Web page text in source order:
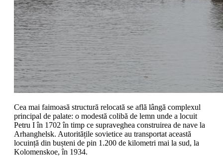
Cea mai faimoasă structură relocată se află lângă complexul
principal de palate: o modestă colibă de lemn unde a locuit
Petru I în 1702 în timp ce supraveghea construirea de nave la
Arhanghelsk. Autoritățile sovietice au transportat această
locuință din bușteni de pin 1.200 de kilometri mai la sud, la
Kolomenskoe, în 1934.